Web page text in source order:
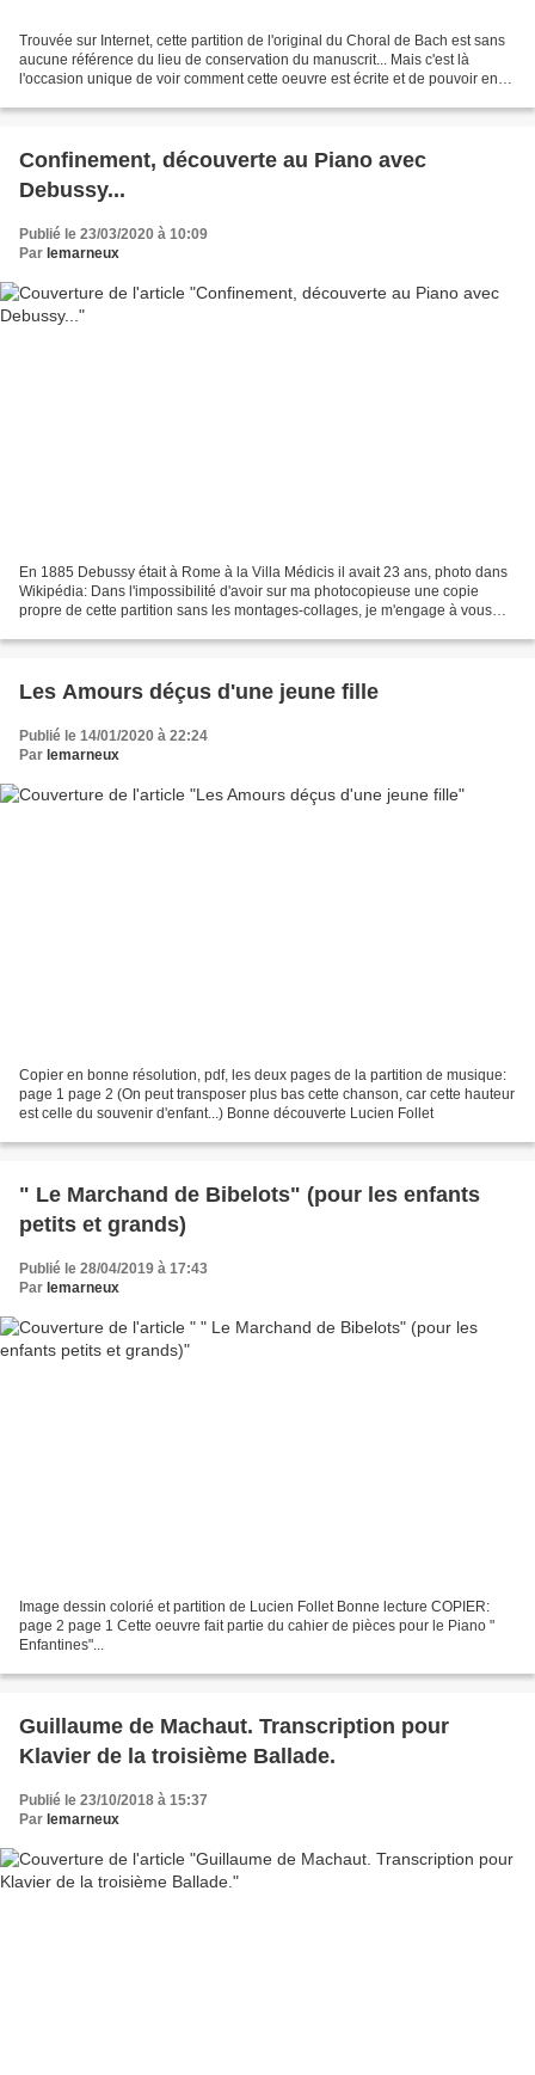
Trouvée sur Internet, cette partition de l'original du Choral de Bach est sans
aucune référence du lieu de conservation du manuscrit... Mais c'est là
l'occasion unique de voir comment cette oeuvre est écrite et de pouvoir en
Confinement, découverte au Piano avec
Debussy...
Publié le 23/03/2020 à 10:09
Par lemarneux
En 1885 Debussy était à Rome à la Villa Médicis il avait 23 ans, photo dans
Wikipédia: Dans l'impossibilité d'avoir sur ma photocopieuse une copie
propre de cette partition sans les montages-collages, je m'engage à vous
Les Amours déçus d'une jeune fille
Publié le 14/01/2020 à 22:24
Par lemarneux
Copier en bonne résolution, pdf, les deux pages de la partition de musique:
page 1 page 2 (On peut transposer plus bas cette chanson, car cette hauteur
est celle du souvenir d'enfant...) Bonne découverte Lucien Follet
" Le Marchand de Bibelots" (pour les enfants
petits et grands)
Publié le 28/04/2019 à 17:43
Par lemarneux
Image dessin colorié et partition de Lucien Follet Bonne lecture COPIER:
page 2 page 1 Cette oeuvre fait partie du cahier de pièces pour le Piano "
Enfantines"...
Guillaume de Machaut. Transcription pour
Klavier de la troisième Ballade.
Publié le 23/10/2018 à 15:37
Par lemarneux